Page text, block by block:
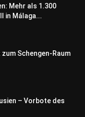
Mehr als 1.300
in Málaga...
Schengen-Raum
– Vorbote des